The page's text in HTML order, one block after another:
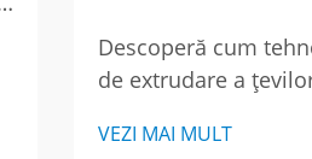
Descoperă cum
de extrudare a
CHINAPLAS 2025,
VEZI MAI MULT